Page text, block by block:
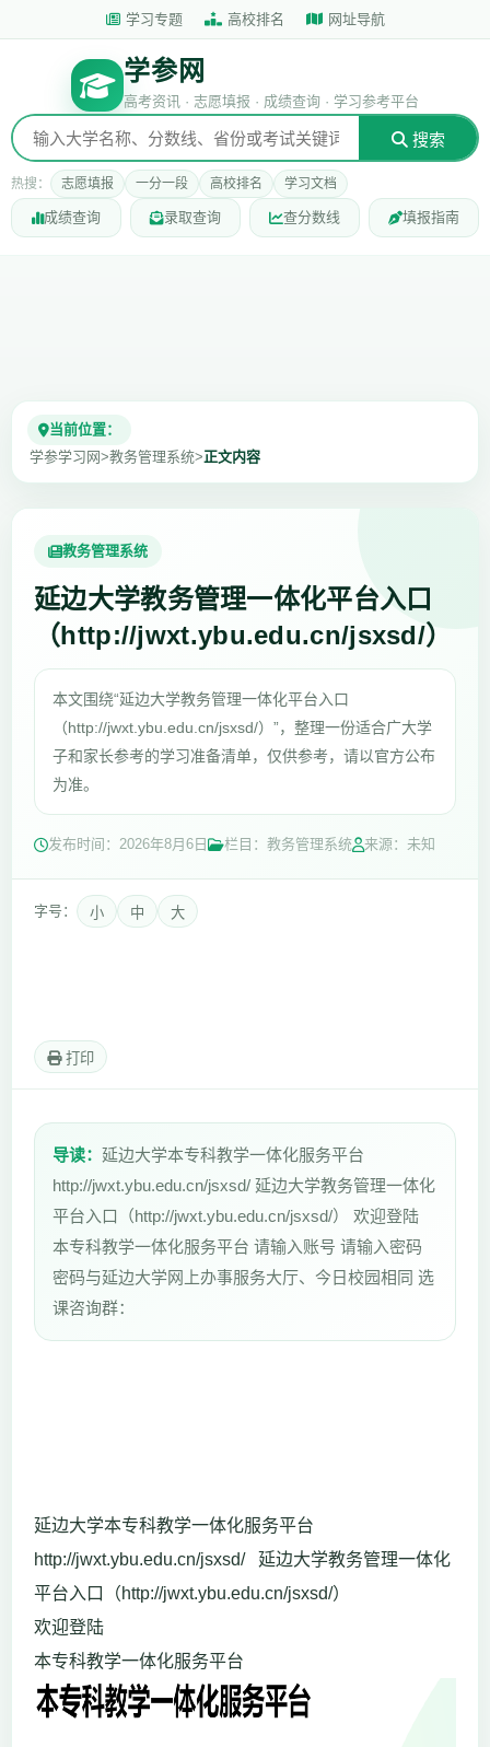
学习专题 高校排名 网址导航
学参网
高考资讯 · 志愿填报 · 成绩查询 · 学习参考平台
搜索
热搜： 志愿填报 一分一段 高校排名 学习文档
成绩查询 录取查询 查分数线 填报指南
当前位置：
学参学习网>教务管理系统>正文内容
教务管理系统
延边大学教务管理一体化平台入口
（http://jwxt.ybu.edu.cn/jsxsd/）
本文围绕“延边大学教务管理一体化平台入口
（http://jwxt.ybu.edu.cn/jsxsd/）”，整理一份适合广大学
子和家长参考的学习准备清单，仅供参考，请以官方公布
为准。
发布时间： 2026年8月6日 栏目：教务管理系统 来源：未知
字号： 小 中 大
打印
导读： 延边大学本专科教学一体化服务平台
http://jwxt.ybu.edu.cn/jsxsd/ 延边大学教务管理一体化
平台入口（http://jwxt.ybu.edu.cn/jsxsd/） 欢迎登陆
本专科教学一体化服务平台 请输入账号 请输入密码
密码与延边大学网上办事服务大厅、今日校园相同 选
课咨询群：
延边大学本专科教学一体化服务平台
http://jwxt.ybu.edu.cn/jsxsd/ 延边大学教务管理一体化
平台入口（http://jwxt.ybu.edu.cn/jsxsd/）
欢迎登陆
本专科教学一体化服务平台